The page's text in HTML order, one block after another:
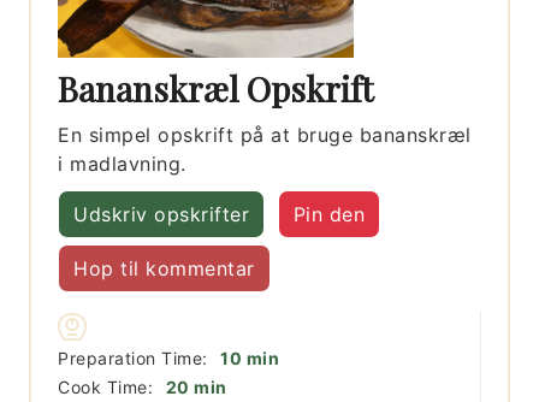
Bananskræl Opskrift
En simpel opskrift på at bruge bananskræl
i madlavning.
Udskriv opskrifter Pin den
Hop til kommentar
Preparation Time: 10 minutter
min
Cook Time:
20 minutter
min